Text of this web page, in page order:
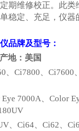
期维修校正。此类
稳定、充足，仪器
品牌及型号：
地：美国
、Ci7800、Ci7600
7000A、Color
、Ci64、Ci62、